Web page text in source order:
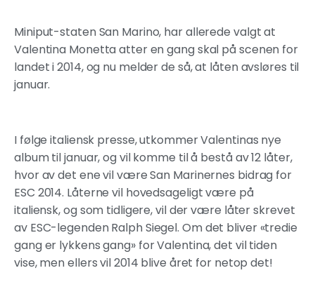
Miniput-staten San Marino, har allerede valgt at
Valentina Monetta atter en gang skal på scenen for
landet i 2014, og nu melder de så, at låten avsløres til
januar.
I følge italiensk presse, utkommer Valentinas nye
album til januar, og vil komme til å bestå av 12 låter,
hvor av det ene vil være San Marinernes bidrag for
ESC 2014. Låterne vil hovedsageligt være på
italiensk, og som tidligere, vil der være låter skrevet
av ESC-legenden Ralph Siegel. Om det bliver «tredie
gang er lykkens gang» for Valentina, det vil tiden
vise, men ellers vil 2014 blive året for netop det!